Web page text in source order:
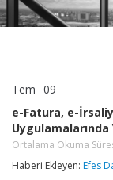
Tem 09
e-
İrsaliye,
e-
Makbuzu
e-Fatura, e-
Uygulamalarında
Ortalama Okuma
Haberi Ekleyen: Efes